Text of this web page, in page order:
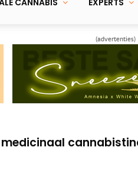
(advertenties)
wietolie van hasj of
van medicinale
wietolie van hasj of